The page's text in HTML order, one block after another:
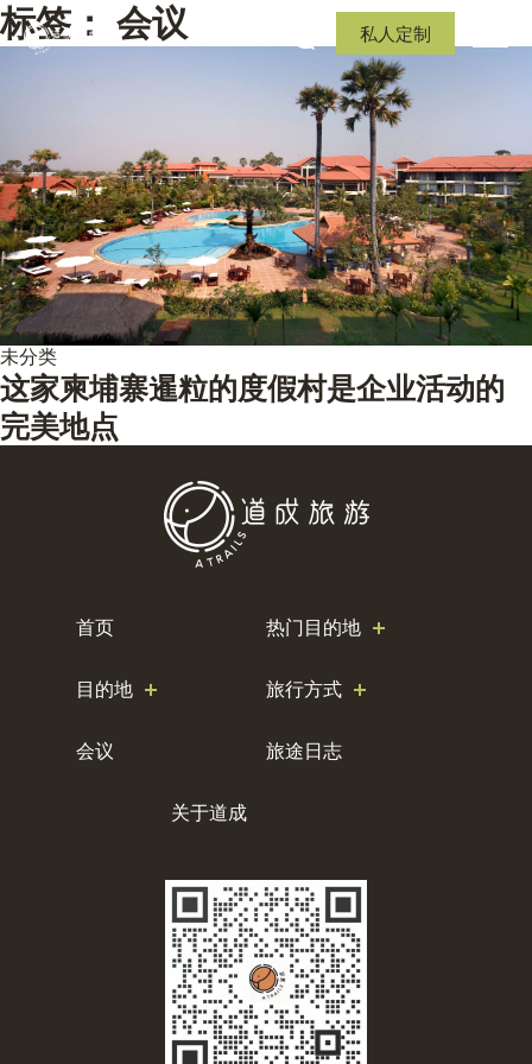
私人定制
标签： 会议
未分类
这家柬埔寨暹粒的度假村是企业活动的
完美地点
首页 热门目的地
目的地 旅行方式
会议 旅途日志
关于道成